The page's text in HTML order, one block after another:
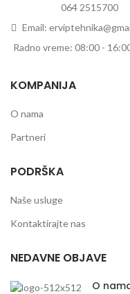
064 2515700
Email:
Radno vreme: 08:00 -
KOMPANIJA
O nama
Partneri
PODRŠKA
Naše usluge
Kontaktirajte nas
NEDAVNE OBJAVE
O